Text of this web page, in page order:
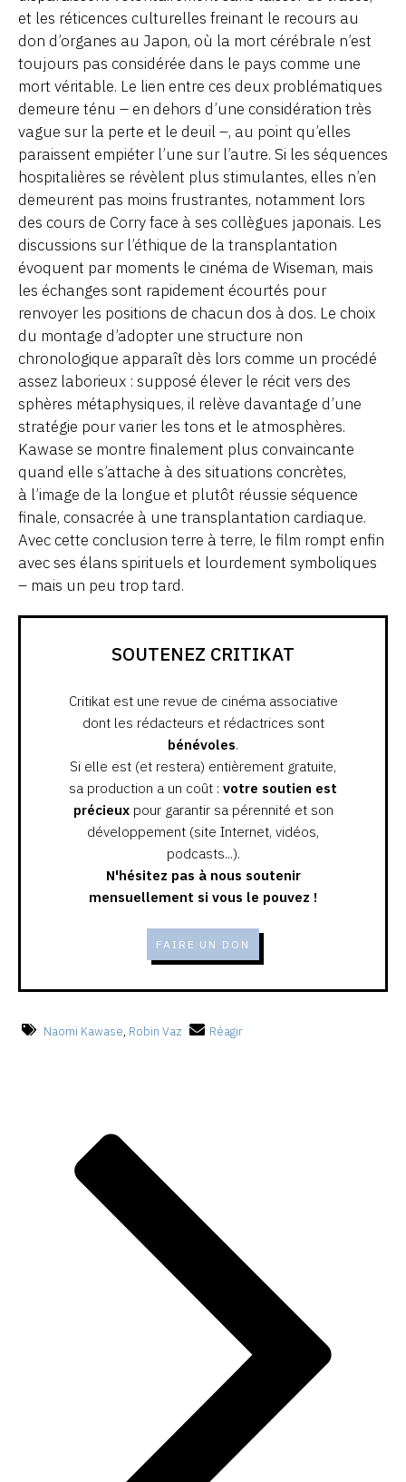
et les réticences culturelles freinant le recours au
don d’organes au Japon, où la mort cérébrale n’est
toujours pas considérée dans le pays comme une
mort véritable. Le lien entre ces deux problématiques
demeure ténu – en dehors d’une considération très
vague sur la perte et le deuil –, au point qu’elles
paraissent empiéter l’une sur l’autre. Si les séquences
hospitalières se révèlent plus stimulantes, elles n’en
demeurent pas moins frustrantes, notamment lors
des cours de Corry face à ses collègues japonais. Les
discussions sur l’éthique de la transplantation
évoquent par moments le cinéma de Wiseman, mais
les échanges sont rapidement écourtés pour
renvoyer les positions de chacun dos à dos. Le choix
du montage d’adopter une structure non
chronologique apparaît dès lors comme un procédé
assez laborieux : supposé élever le récit vers des
sphères métaphysiques, il relève davantage d’une
stratégie pour varier les tons et le atmosphères.
Kawase se montre finalement plus convaincante
quand elle s’attache à des situations concrètes,
à l’image de la longue et plutôt réussie séquence
finale, consacrée à une transplantation cardiaque.
Avec cette conclusion terre à terre, le film rompt enfin
avec ses élans spirituels et lourdement symboliques
– mais un peu trop tard.
SOUTENEZ CRITIKAT
Critikat est une revue de cinéma associative
dont les rédacteurs et rédactrices sont
bénévoles.
Si elle est (et restera) entièrement gratuite,
sa production a un coût : votre soutien est
précieuxpour garantir sa pérennité et son
développement (site Internet, vidéos,
podcasts...).
N'hésitez pas à nous soutenir
mensuellement si vous le pouvez !
FAIRE UN DON
Naomi Kawase, Robin Vaz Réagir